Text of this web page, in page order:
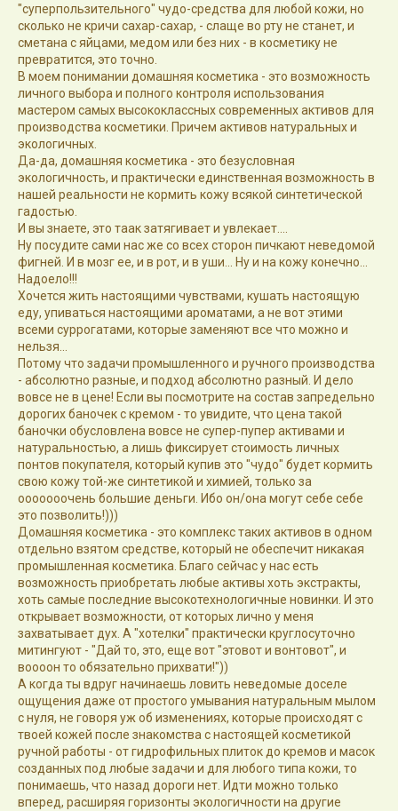
"суперпользительного" чудо-средства для любой кожи, но
сколько не кричи сахар-сахар, - слаще во рту не станет, и
сметана с яйцами, медом или без них - в косметику не
превратится, это точно.
В моем понимании домашняя косметика - это возможность
личного выбора и полного контроля использования
мастером самых высококлассных современных активов для
производства косметики. Причем активов натуральных и
экологичных.
Да-да, домашняя косметика - это безусловная
экологичность, и практически единственная возможность в
нашей реальности не кормить кожу всякой синтетической
гадостью.
И вы знаете, это таак затягивает и увлекает....
Ну посудите сами нас же со всех сторон пичкают неведомой
фигней. И в мозг ее, и в рот, и в уши... Ну и на кожу конечно...
Надоело!!!
Хочется жить настоящими чувствами, кушать настоящую
еду, упиваться настоящими ароматами, а не вот этими
всеми суррогатами, которые заменяют все что можно и
нельзя...
Потому что задачи промышленного и ручного производства
- абсолютно разные, и подход абсолютно разный. И дело
вовсе не в цене! Если вы посмотрите на состав запредельно
дорогих баночек с кремом - то увидите, что цена такой
баночки обусловлена вовсе не супер-пупер активами и
натуральностью, а лишь фиксирует стоимость личных
понтов покупателя, который купив это "чудо" будет кормить
свою кожу той-же синтетикой и химией, только за
ооооооочень большие деньги. Ибо он/она могут себе себе
это позволить!)))
Домашняя косметика - это комплекс таких активов в одном
отдельно взятом средстве, который не обеспечит никакая
промышленная косметика. Благо сейчас у нас есть
возможность приобретать любые активы хоть экстракты,
хоть самые последние высокотехнологичные новинки. И это
открывает возможности, от которых лично у меня
захватывает дух. А "хотелки" практически круглосуточно
митингуют - "Дай то, это, еще вот "этовот и вонтовот", и
воооон то обязательно прихвати!"))
А когда ты вдруг начинаешь ловить неведомые доселе
ощущения даже от простого умывания натуральным мылом
с нуля, не говоря уж об изменениях, которые происходят с
твоей кожей после знакомства с настоящей косметикой
ручной работы - от гидрофильных плиток до кремов и масок
созданных под любые задачи и для любого типа кожи, то
понимаешь, что назад дороги нет. Идти можно только
вперед, расширяя горизонты экологичности на другие